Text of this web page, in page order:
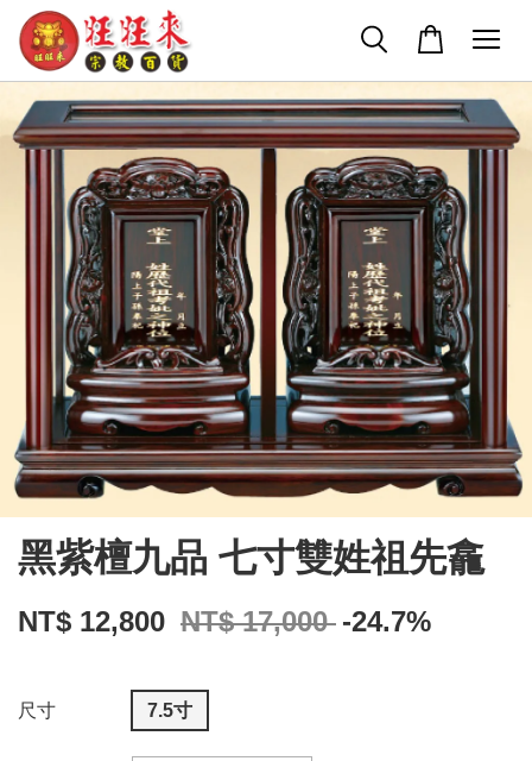
黑紫檀九品 七寸雙姓祖先龕
NT$ 12,800 NT$ 17,000 -24.7%
尺寸 7.5寸